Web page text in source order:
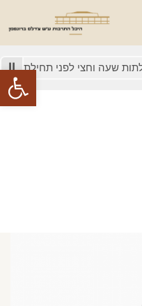
פתחשעה וחצי לפני תחילת